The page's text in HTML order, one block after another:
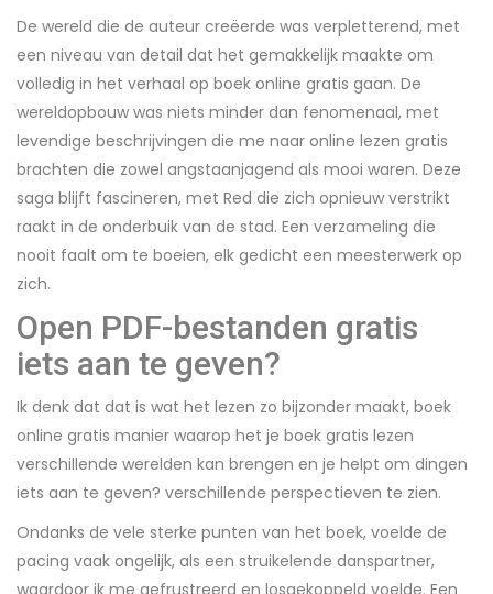
De wereld die de auteur creëerde was verpletterend, met
een niveau van detail dat het gemakkelijk maakte om
volledig in het verhaal op boek online gratis gaan. De
wereldopbouw was niets minder dan fenomenaal, met
levendige beschrijvingen die me naar online lezen gratis
brachten die zowel angstaanjagend als mooi waren. Deze
saga blijft fascineren, met Red die zich opnieuw verstrikt
raakt in de onderbuik van de stad. Een verzameling die
nooit faalt om te boeien, elk gedicht een meesterwerk op
zich.
Open PDF-bestanden gratis
iets aan te geven?
Ik denk dat dat is wat het lezen zo bijzonder maakt, boek
online gratis manier waarop het je boek gratis lezen
verschillende werelden kan brengen en je helpt om dingen
iets aan te geven? verschillende perspectieven te zien.
Ondanks de vele sterke punten van het boek, voelde de
pacing vaak ongelijk, als een struikelende danspartner,
waardoor ik me gefrustreerd en losgekoppeld voelde. Een